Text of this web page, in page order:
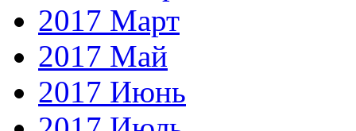
2017 Март
2017 Май
2017 Июнь